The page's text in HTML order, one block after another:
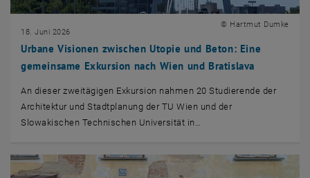
Urbane Visionen zwischen Utopie und Beton: Eine
gemeinsame Exkursion nach Wien und Bratislava
18. Juni 2026
© Hartmut Dumke
An dieser zweitägigen Exkursion nahmen 20 Studierende der
Architektur und Stadtplanung der TU Wien und der
Slowakischen Technischen Universität in…